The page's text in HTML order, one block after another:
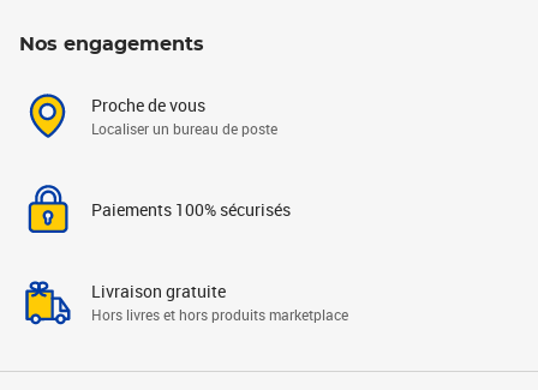
Nos engagements
Proche de vous
Localiser un bureau de poste
Paiements 100% sécurisés
Livraison gratuite
Hors livres et hors produits marketplace